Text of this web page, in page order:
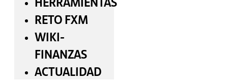
RETO FXM
WIKI-
FINANZAS
ACTUALIDAD